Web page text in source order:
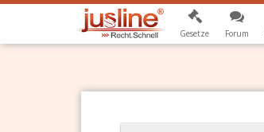
Gesetze Forum